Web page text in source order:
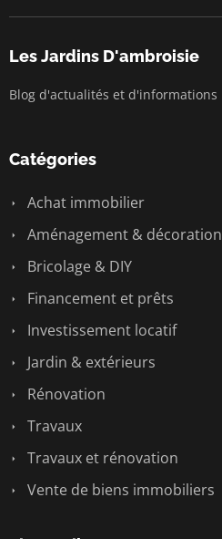
Les Jardins D'ambroisie
Blog d'actualités et d'informations
Catégories
Achat immobilier
Aménagement & décoration
Bricolage & DIY
Financement et prêts
Investissement locatif
Jardin & extérieurs
Rénovation
Travaux
Travaux et rénovation
Vente de biens immobiliers